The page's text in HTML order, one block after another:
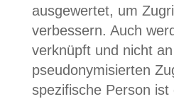
ausgewertet, um
verbessern. Auch
verknüpft und nicht
pseudonymisierten
spezifische Person